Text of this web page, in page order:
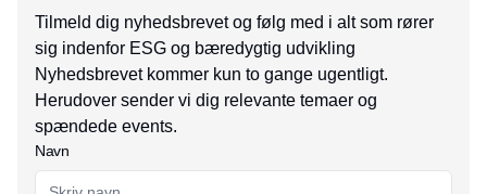
Tilmeld dig nyhedsbrevet og følg med i alt som rører
sig indenfor ESG og bæredygtig udvikling
Nyhedsbrevet kommer kun to gange ugentligt.
Herudover sender vi dig relevante temaer og
spændede events.
Navn